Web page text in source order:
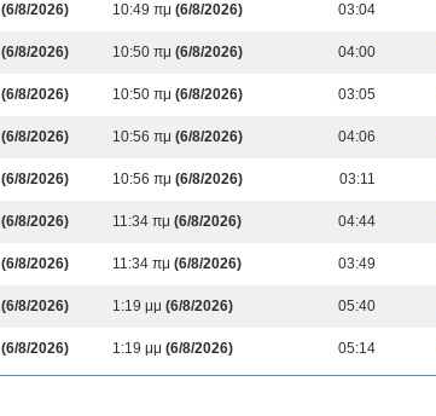
(6/8/2026) 10:49 πμ (6/8/2026) 03:04
(6/8/2026) 10:50 πμ (6/8/2026) 04:00
(6/8/2026) 10:50 πμ (6/8/2026) 03:05
(6/8/2026) 10:56 πμ (6/8/2026) 04:06
(6/8/2026) 10:56 πμ (6/8/2026) 03:11
(6/8/2026) 11:34 πμ (6/8/2026) 04:44
(6/8/2026) 11:34 πμ (6/8/2026) 03:49
(6/8/2026) 1:19 μμ (6/8/2026) 05:40
(6/8/2026) 1:19 μμ (6/8/2026) 05:14